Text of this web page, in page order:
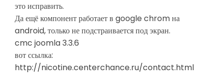
это исправить.
Да ещё компонент работает в google chrom на
android, только не подстраивается под экран.
cmc joomla 3.3.6
вот ссылка:
http://nicotine.centerchance.ru/contact.html